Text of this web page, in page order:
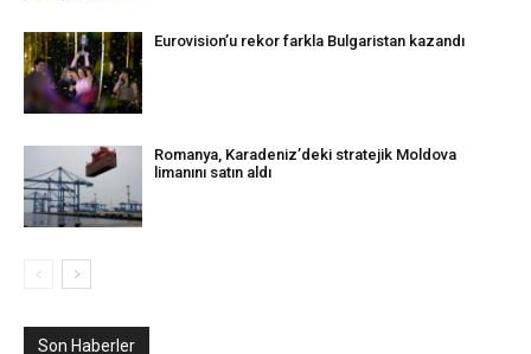
Eurovision’u rekor farkla Bulgaristan kazandı
Romanya, Karadeniz’deki stratejik Moldova
limanını satın aldı
Son Haberler